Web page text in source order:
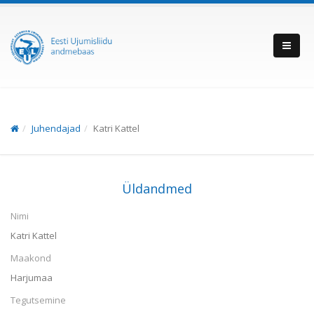
Juhendajad Katri Kattel
Üldandmed
Nimi
Katri Kattel
Maakond
Harjumaa
Tegutsemine